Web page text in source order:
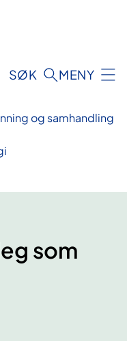
SØK MENY
og samhandling
som